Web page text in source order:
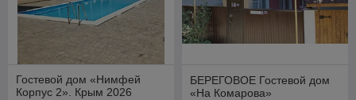
Гостевой дом «Нимфей
Корпус 2». Крым 2026
БЕРЕГОВОЕ Гостевой дом
«На Комарова»